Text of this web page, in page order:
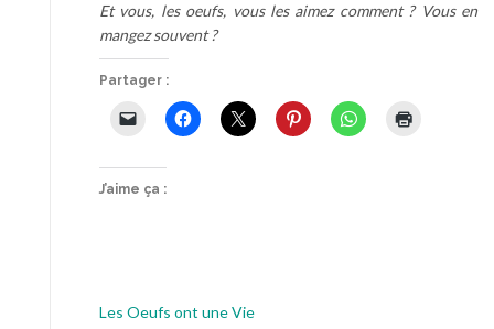
Et vous, les oeufs, vous les aimez comment ? Vous en
mangez souvent ?
Partager :
J’aime ça :
Les Oeufs ont une Vie